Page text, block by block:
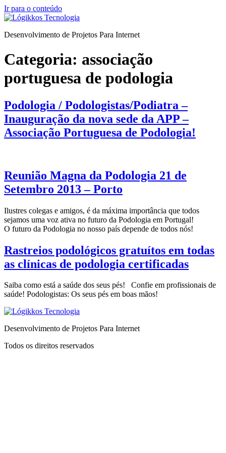
Ir para o conteúdo
Desenvolvimento de Projetos Para Internet
Categoria: associação
portuguesa de podologia
Podologia / Podologistas/Podiatra –
Inauguração da nova sede da APP –
Associação Portuguesa de Podologia!
Reunião Magna da Podologia 21 de
Setembro 2013 – Porto
Ilustres colegas e amigos, é da máxima importância que todos
sejamos uma voz ativa no futuro da Podologia em Portugal!
O futuro da Podologia no nosso país depende de todos nós!
Rastreios podológicos gratuítos em todas
as clínicas de podologia certificadas
Saiba como está a saúde dos seus pés! Confie em profissionais de
saúde! Podologistas: Os seus pés em boas mãos!
Desenvolvimento de Projetos Para Internet
Todos os direitos reservados